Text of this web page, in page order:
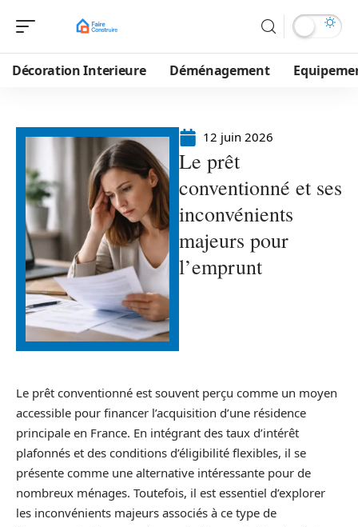
Décoration Interieure Déménagement
12 juin 2026
Le prêt
conventionné et ses
inconvénients
majeurs pour
l’emprunt
Le prêt conventionné est souvent perçu comme un moyen
accessible pour financer l’acquisition d’une résidence
principale en France. En intégrant des taux d’intérêt
plafonnés et des conditions d’éligibilité flexibles, il se
présente comme une alternative intéressante pour de
nombreux ménages. Toutefois, il est essentiel d’explorer
les inconvénients majeurs associés à ce type de